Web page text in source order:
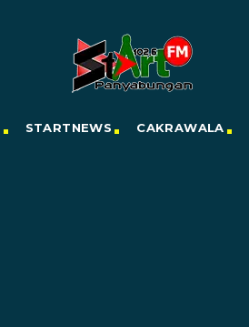
STARTNEWS CAKRAWALA